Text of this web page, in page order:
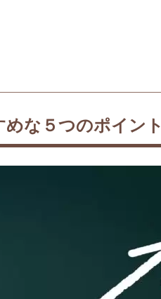
な５つのポイント